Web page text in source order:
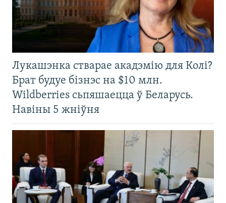
Лукашэнка стварае акадэмію для Колі?
Брат будуе бізнэс на $10 млн.
Wildberries сьпяшаецца ў Беларусь.
Навіны 5 жніўня